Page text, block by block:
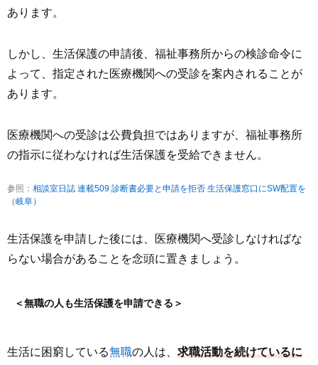
あります。
しかし、生活保護の申請後、福祉事務所からの検診命令に
よって、指定された医療機関への受診を案内されることが
あります。
医療機関への受診は公費負担ではありますが、福祉事務所
の指示に従わなければ生活保護を受給できません。
参照： 相談室日誌 連載509 診断書必要と申請を拒否 生活保護窓口にSW配置を
（岐阜）
生活保護を申請した後には、医療機関へ受診しなければな
らない場合があることを念頭に置きましょう。
＜無職の人も生活保護を申請できる＞
生活に困窮している無職の人は、 求職活動を続けているに